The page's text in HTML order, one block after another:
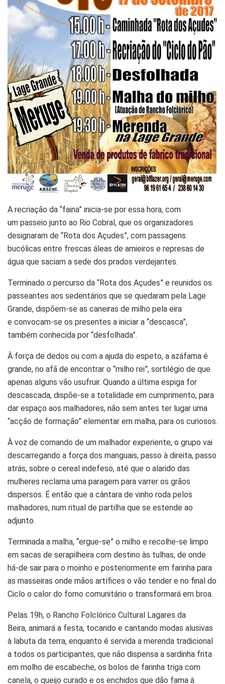
A recriação da “faina” inicia-se por essa hora, com
um passeio junto ao Rio Cobral, que os organizadores
designaram de “Rota dos Açudes”, com passagens
bucólicas entre frescas áleas de amieiros e represas de
água que saciam a sede dos prados verdejantes.
Terminado o percurso da “Rota dos Açudes” e reunidos os
passeantes aos sedentários que se quedaram pela Lage
Grande, dispõem-se as caneiras de milho pela eira
e convocam-se os presentes a iniciar a “descasca”,
também conhecida por “desfolhada”.
À força de dedos ou com a ajuda do espeto, a azáfama é
grande, no afã de encontrar o “milho rei”, sortilégio de que
apenas alguns vão usufruir. Quando a última espiga for
descascada, dispõe-se a totalidade em cumprimento, para
dar espaço aos malhadores, não sem antes ter lugar uma
“acção de formação” elementar em malha, para os curiosos.
À voz de comando de um malhador experiente, o grupo vai
descarregando a força dos manguais, passo à direita, passo
atrás, sobre o cereal indefeso, até que o alarido das
mulheres reclama uma paragem para varrer os grãos
dispersos. É então que a cântara de vinho roda pelos
malhadores, num ritual de partilha que se estende ao
adjunto.
Terminada a malha, “ergue-se” o milho e recolhe-se limpo
em sacas de serapilheira com destino às tulhas, de onde
há-de sair para o moinho e posteriormente em farinha para
as masseiras onde mãos artífices o vão tender e no final do
Ciclo o calor do forno comunitário o transformará em broa.
Pelas 19h, o Rancho Folclórico Cultural Lagares da
Beira, animará a festa, tocando e cantando modas alusivas
à labuta da terra, enquanto é servida a merenda tradicional
a todos os participantes, que não dispensa a sardinha frita
em molho de escabeche, os bolos de farinha triga com
canela, o queijo curado e os enchidos que dão fama à